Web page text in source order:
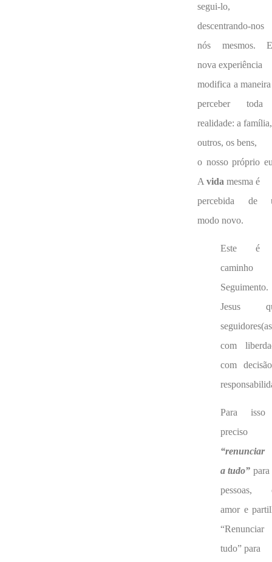
segui-lo,
descentrando-nos
nós mesmos.
nova experiência
modifica a
perceber
realidade: a
outros, os bens,
o nosso próprio
Avida mesma é
percebida de
modo novo.
Este é
caminho
Seguimento.
Jesus
com
com
Para
preciso
“renunciar
a tudo” para
pessoas,
amor e
tudo” para